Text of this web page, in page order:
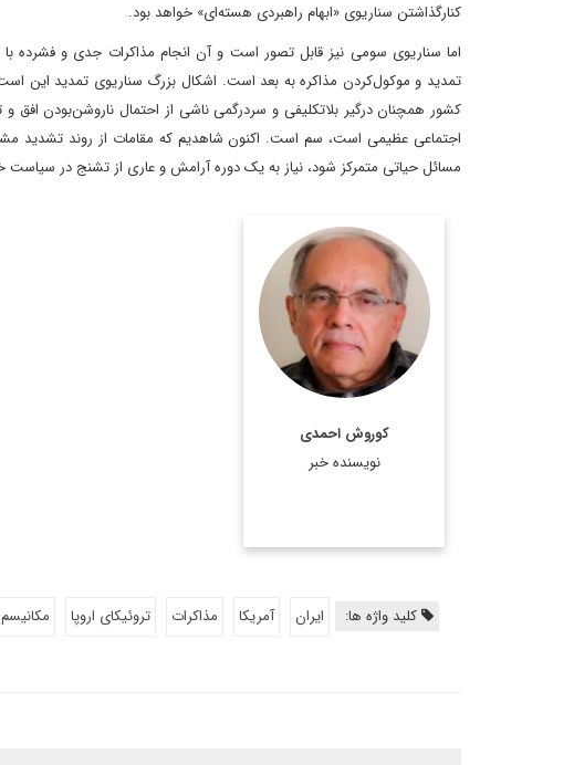
کنارگذاشتن سناریوی «ابهام راهبردی هسته‌ای» خواهد بود.
اما سناریوی سومی نیز قابل تصور است و آن انجام مذاکرات جدی و فشرده
تمدید و موکول‌کردن مذاکره به بعد است. اشکال بزرگ سناریوی تمدید این
کشور همچنان درگیر بلاتکلیفی و سردرگمی ناشی از احتمال ناروشن‌بودن افق
اجتماعی عظیمی است، سم است. اکنون شاهدیم که مقامات از روند تشدید
مسائل حیاتی متمرکز شود، نیاز به یک دوره آرامش و عاری از تشنج در
کوروش احمدی
نویسنده خبر
کارشناسی ارشد سیستم ها
و ساخت های سیاسی
Universite de Paris و
دیپلمات سابق ایران در
سازمان ملل
اطلاعات بیشتر
کلید واژه ها: ایران آمریکا مذاکرات تروئیکای اروپا